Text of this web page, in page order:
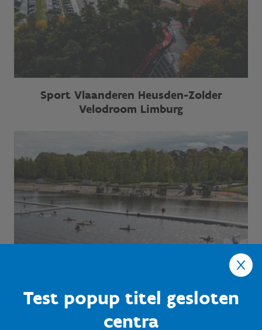
Test popup titel gesloten
centra
Sport Vlaanderen Heusden-Zolder
Velodroom Limburg